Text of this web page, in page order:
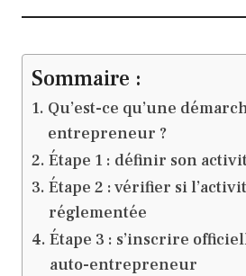
Sommaire :
Qu’est-ce qu’une
entrepreneur ?
Étape 1 : définir son
Étape 2 : vérifier si
réglementée
Étape 3 : s’inscrire
auto-entrepreneur